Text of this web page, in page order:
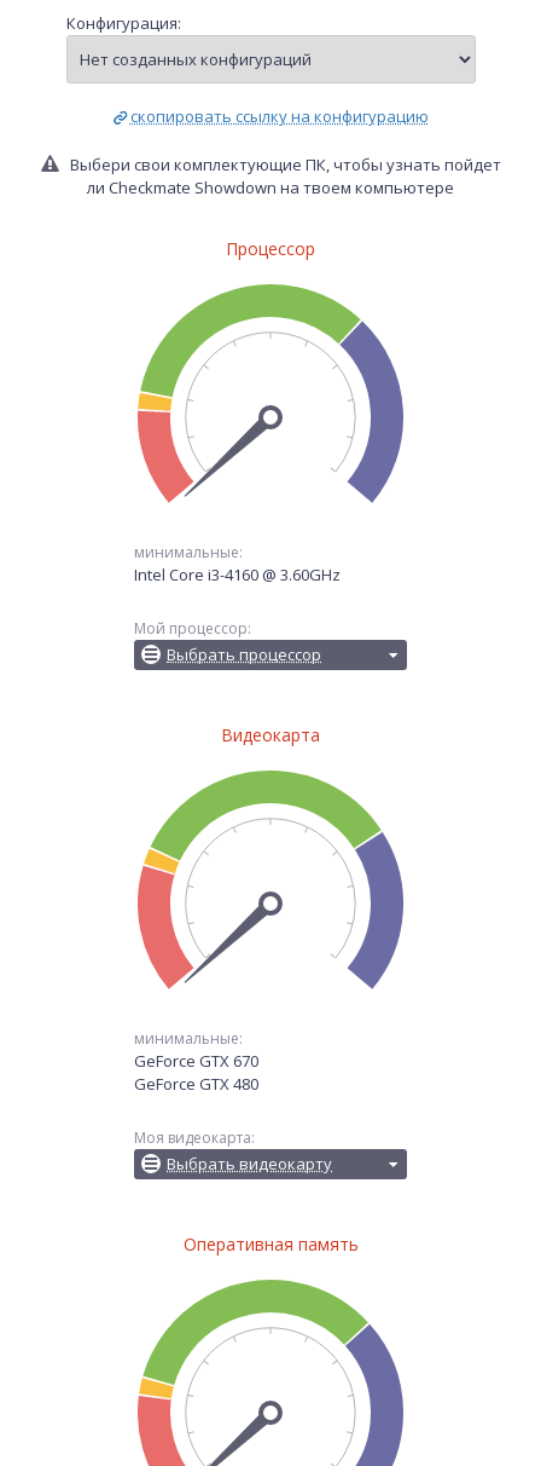
Конфигурация:
скопировать ссылку на конфигурацию
Выбери свои комплектующие ПК, чтобы узнать пойдет
ли Checkmate Showdown на твоем компьютере
Процессор
минимальные:
Intel Core i3-4160 @ 3.60GHz
Мой процессор:
Выбрать процессор
Видеокарта
минимальные:
GeForce GTX 670
GeForce GTX 480
Моя видеокарта:
Выбрать видеокарту
Оперативная память